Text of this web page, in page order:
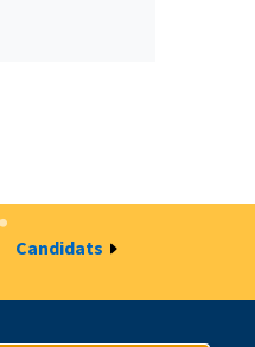
Candidats